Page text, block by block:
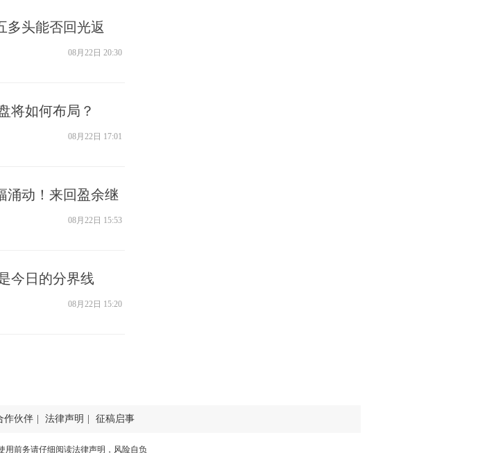
多头能否回光返
08月22日 20:30
将如何布局？
08月22日 17:01
动！来回盈余继
08月22日 15:53
今日的分界线
08月22日 15:20
作伙伴 法律声明 征稿启事
用前务请仔细阅读法律声明 ，风险自负